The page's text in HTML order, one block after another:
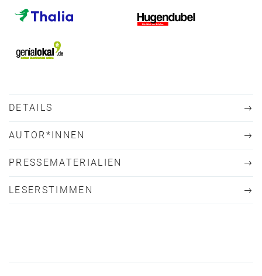
DETAILS
AUTOR*INNEN
PRESSEMATERIALIEN
LESERSTIMMEN